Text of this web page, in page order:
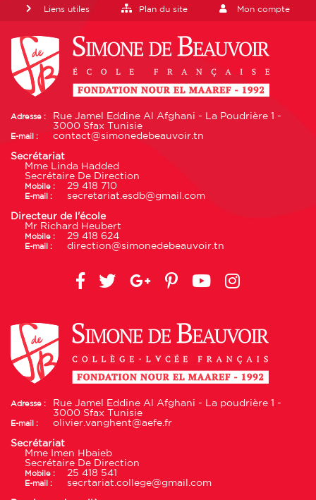
Liens utiles Plan du site Mon compte
Adresse :
Rue Jamel Eddine Al Afghani - La Poudrière 1 -
3000 Sfax Tunisie
E-mail : contact@simonedebeauvoir.tn
Secrétariat
Mme Linda Hadded
Secrétaire De Direction
Mobile : 29 418 710
E-mail : secretariat.esdb@gmail.com
Directeur de l'école
Mr Richard Heubert
Mobile : 29 418 624
E-mail : direction@simonedebeauvoir.tn
Adresse :
Rue Jamel Eddine Al Afghani - La poudrière 1 -
3000 Sfax Tunisie
E-mail : olivier.vanghent@aefe.fr
Secrétariat
Mme Imen Hbaieb
Secrétaire De Direction
Mobile : 25 418 541
E-mail : secrtariat.college@gmail.com